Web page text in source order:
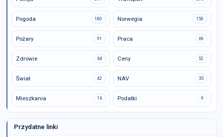
Pogoda 180 Norwegia 150
Pożary 91 Praca 69
Zdrowie 64 Ceny 52
Świat 42 NAV 35
Mieszkania 16 Podatki 9
Przydatne linki